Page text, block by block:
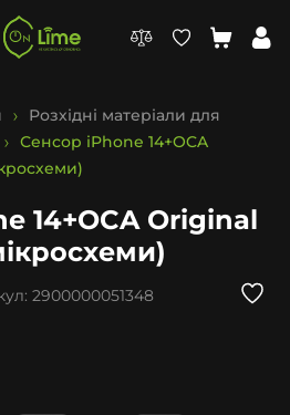
Розхідні матеріали для
Сенсор iPhone 14+OCA
14+OCA Original
2900000051348